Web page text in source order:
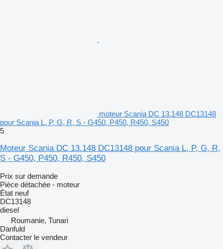
moteur Scania DC 13.148 DC13148
pour Scania L, P, G, R, S - G450, P450, R450, S450
5
Moteur Scania DC 13.148 DC13148 pour Scania L, P, G, R,
S - G450, P450, R450, S450
Prix sur demande
Pièce détachée - moteur
État neuf
DC13148
diesel
Roumanie, Tunari
Danfuld
Contacter le vendeur